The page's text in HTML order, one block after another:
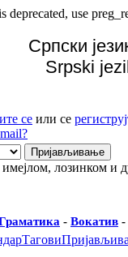
deprecated, use
Српски
Srpski
се или се
лозинком и
- Вокатив -
Тагови